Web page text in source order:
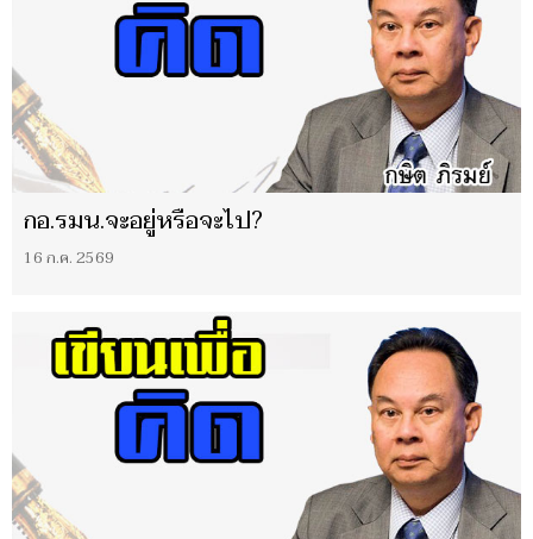
กอ.รมน.จะอยู่หรือจะไป?
16 ก.ค. 2569